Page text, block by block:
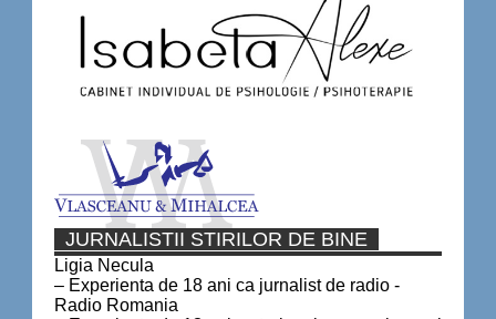
JURNALISTII STIRILOR DE BINE
Ligia Necula
– Experienta de 18 ani ca jurnalist de radio -
Radio Romania